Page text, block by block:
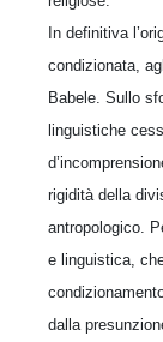
In definitiva
condizionata,
Babele. Sullo
linguistiche
rigidità della
antropologico.
e linguistica,
dalla